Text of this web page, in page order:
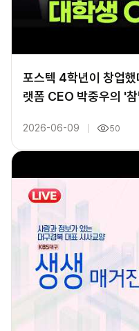
포스텍 4학년이 창업
랫폼 CEO 박중우의 '
2026-06-09 50